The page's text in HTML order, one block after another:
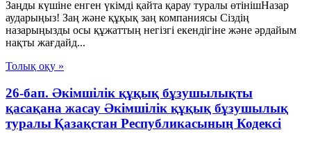
Заңды күшіне енген үкімді қайта қарау туралы өтінішНазар
аударыңыз! Заң және құқық заң компаниясы Сіздің
назарыңызды осы құжаттың негізгі екендігіне және әрдайым
нақты жағдайд...
Толық оқу »
26-бап. Әкiмшiлiк құқық бұзушылықты
қасақана жасау Әкімшілік құқық бұзушылық
туралы Қазақстан Республикасының Кодексі